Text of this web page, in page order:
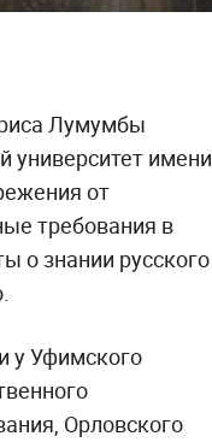
Лумумбы
университет имени
от
требования в
о знании русского
у Уфимского
Орловского